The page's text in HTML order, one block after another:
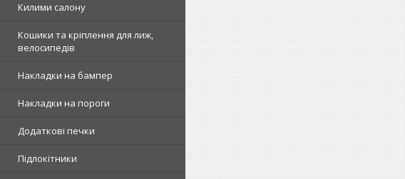
Килими салону
Кошики та кріплення для лиж,
велосипедів
Накладки на бампер
Накладки на пороги
Додаткові печки
Підлокітники